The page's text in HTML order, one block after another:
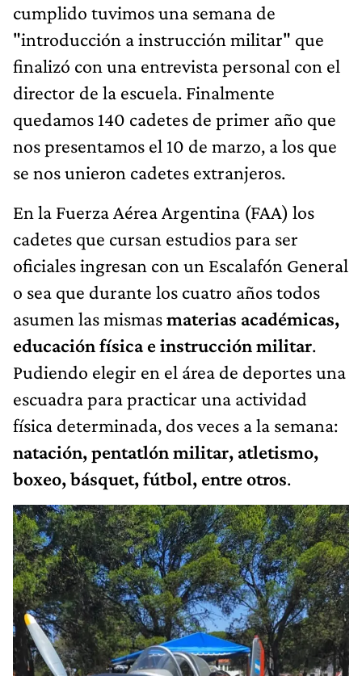
cumplido tuvimos una semana de
"introducción a instrucción militar" que
finalizó con una entrevista personal con el
director de la escuela. Finalmente
quedamos 140 cadetes de primer año que
nos presentamos el 10 de marzo, a los que
se nos unieron cadetes extranjeros.
En la Fuerza Aérea Argentina (FAA) los
cadetes que cursan estudios para ser
oficiales ingresan con un Escalafón General
o sea que durante los cuatro años todos
asumen las mismasmaterias académicas,
educación física e instrucción militar.
Pudiendo elegir en el área de deportes una
escuadra para practicar una actividad
física determinada, dos veces a la semana:
natación, pentatlón militar, atletismo,
boxeo, básquet, fútbol, entre otros.